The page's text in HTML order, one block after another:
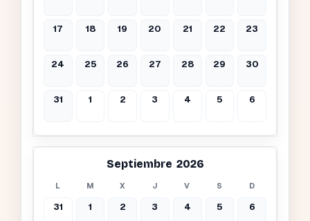
17 18 19 20 21 22 23
24 25 26 27 28 29 30
31 1 2 3 4 5 6
Septiembre 2026
L M X J V S D
31 1 2 3 4 5 6